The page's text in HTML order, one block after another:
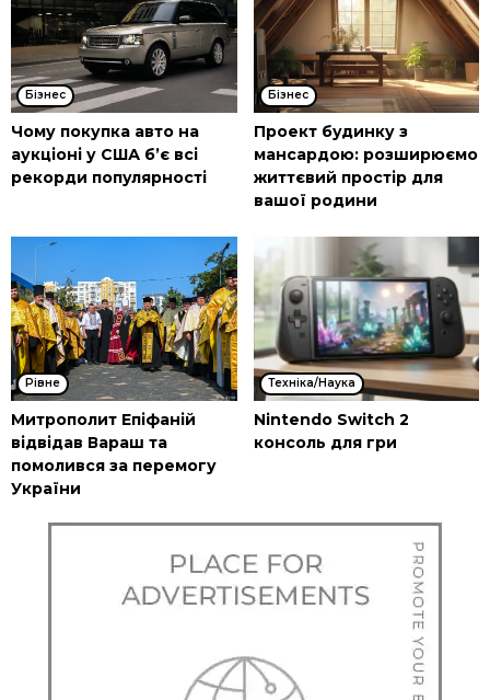
Бізнес
Чому покупка авто на
аукціоні у США б’є всі
рекорди популярності
Бізнес
Проект будинку з
мансардою: розширюємо
життєвий простір для
вашої родини
Рівне
Митрополит Епіфаній
відвідав Вараш та
помолився за перемогу
України
Техніка/Наука
Nintendo Switch 2
консоль для гри